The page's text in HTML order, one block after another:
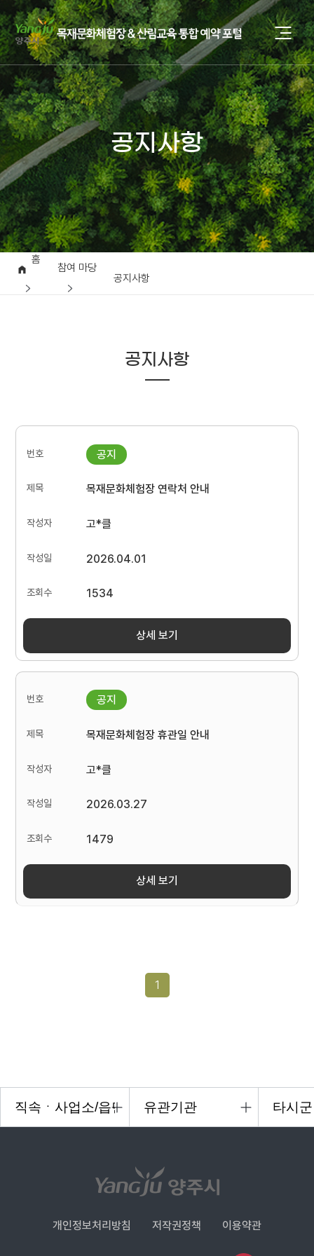
공지사항
홈
참여 마당
공지사항
공지사항
목재문화체험장 연락처 안내
고*클
2026.04.01
1534
상세 보기
목재문화체험장 휴관일 안내
고*클
2026.03.27
1479
상세 보기
1
개인정보처리방침 저작권정책 이용약관